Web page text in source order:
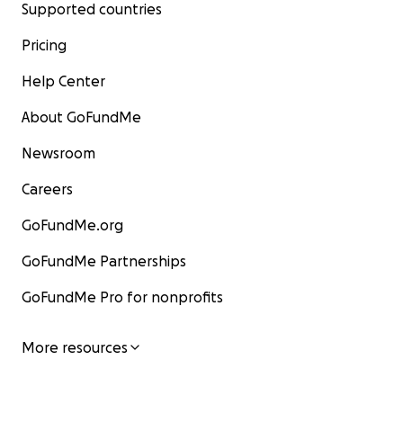
Supported countries
Pricing
Help Center
About GoFundMe
Newsroom
Careers
GoFundMe.org
GoFundMe Partnerships
GoFundMe Pro for nonprofits
More resources